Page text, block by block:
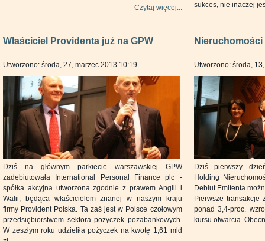
Czytaj więcej...
sukces, nie inaczej
Właściciel Providenta już na GPW
Utworzono: środa, 27, marzec 2013 10:19
Dziś na głównym parkiecie warszawskiej GPW
zadebiutowała International Personal Finance plc -
spółka akcyjna utworzona zgodnie z prawem Anglii i
Walii, będąca właścicielem znanej w naszym kraju
firmy Provident Polska. Ta zaś jest w Polsce czołowym
przedsiębiorstwem sektora pożyczek pozabankowych.
W zeszłym roku udzieliła pożyczek na kwotę 1,61 mld
Nieruchomości
Utworzono: środa,
Dziś pierwszy
Holding
Debiut Emitenta
Pierwsze transakcje
ponad 3,4-proc.
kursu otwarcia.